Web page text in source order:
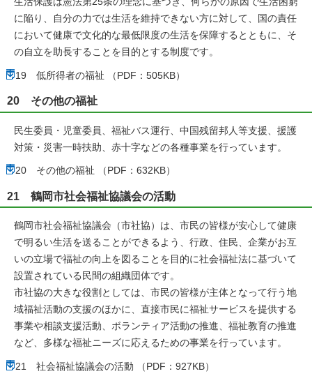
に陥り、自分の力では生活を維持できない方に対して、国の責任
において健康で文化的な最低限度の生活を保障するとともに、そ
の自立を助長することを目的とする制度です。
19 低所得者の福祉 （PDF：505KB）
20 その他の福祉
民生委員・児童委員、福祉バス運行、中国残留邦人等支援、援護
対策・災害一時扶助、赤十字などの各種事業を行っています。
20 その他の福祉 （PDF：632KB）
21 鶴岡市社会福祉協議会の活動
鶴岡市社会福祉協議会（市社協）は、市民の皆様が安心して健康
で明るい生活を送ることができるよう、行政、住民、企業がお互
いの立場で福祉の向上を図ることを目的に社会福祉法に基づいて
設置されている民間の組織団体です。
市社協の大きな役割としては、市民の皆様が主体となって行う地
域福祉活動の支援のほかに、直接市民に福祉サービスを提供する
事業や相談支援活動、ボランティア活動の推進、福祉教育の推進
など、多様な福祉ニーズに応えるための事業を行っています。
21 社会福祉協議会の活動 （PDF：927KB）